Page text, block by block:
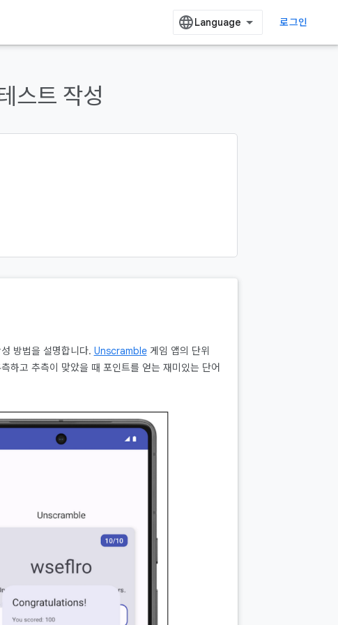
로그인
스트 작성
방법을 설명합니다. Unscramble게임 앱의 단위
하고 추측이 맞았을 때 포인트를 얻는 재미있는 단어